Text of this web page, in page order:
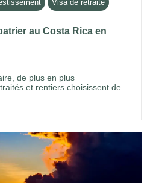
Visa de retraite
au Costa Rica en
de plus en plus
et rentiers choisissent de